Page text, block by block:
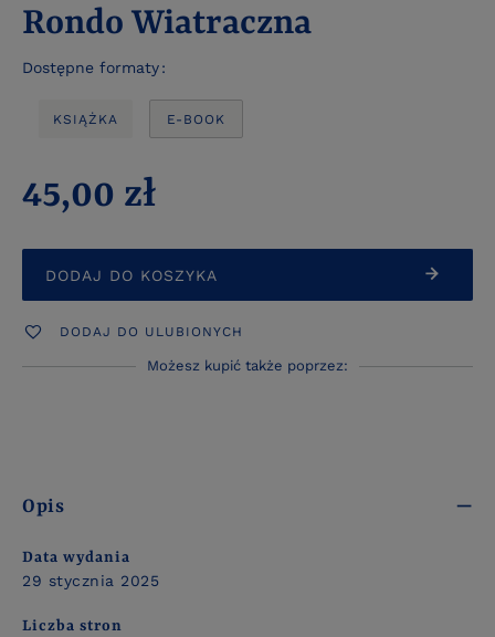
Rondo Wiatraczna
Dostępne formaty
KSIĄŻKA E-BOOK
45,00 zł
DODAJ DO KOSZYKA
DODAJ DO ULUBIONYCH
Możesz kupić także poprzez:
Opis
Data wydania
29 stycznia 2025
Liczba stron